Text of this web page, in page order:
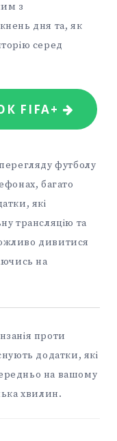
з
дня та, як
серед
FIFA+
футболу
багато
які
трансляцію та
дивитися
на
проти
додатки, які
на вашому
хвилин.